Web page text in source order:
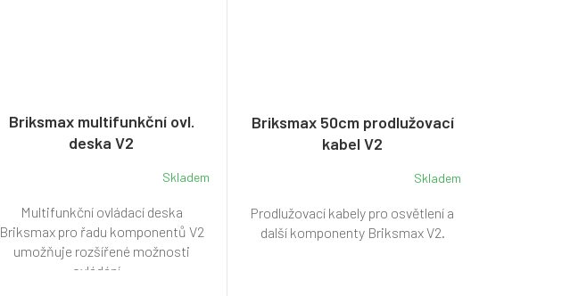
Briksmax multifunkční ovl.
deska V2
Skladem
Multifunkční ovládací deska
Briksmax pro řadu komponentů V2
umožňuje rozšířené možnosti
ovládání...
Briksmax 50cm prodlužovací
kabel V2
Skladem
Prodlužovací kabely pro osvětlení a
další komponenty Briksmax V2.